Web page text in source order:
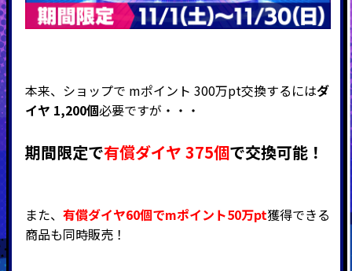
本来、ショップで mポイント 300万pt交換するにはダ
イヤ 1,200個必要ですが・・・
期間限定で有償ダイヤ 375個で交換可能！
また、 有償ダイヤ60個でmポイント50万pt獲得できる
商品も同時販売！